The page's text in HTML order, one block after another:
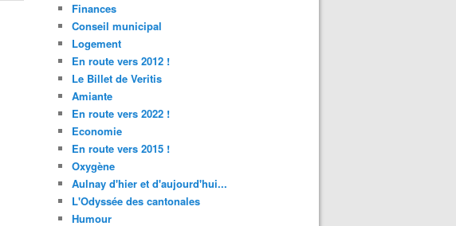
Finances
Conseil municipal
Logement
En route vers 2012 !
Le Billet de Veritis
Amiante
En route vers 2022 !
Economie
En route vers 2015 !
Oxygène
Aulnay d'hier et d'aujourd'hui...
L'Odyssée des cantonales
Humour